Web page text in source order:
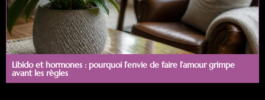
Libido et hormones : pourquoi l’envie de faire l’amour grimpe
avant les règles